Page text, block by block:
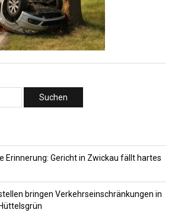
Erinnerung: Gericht in Zwickau fällt hartes
bringen Verkehrseinschränkungen in